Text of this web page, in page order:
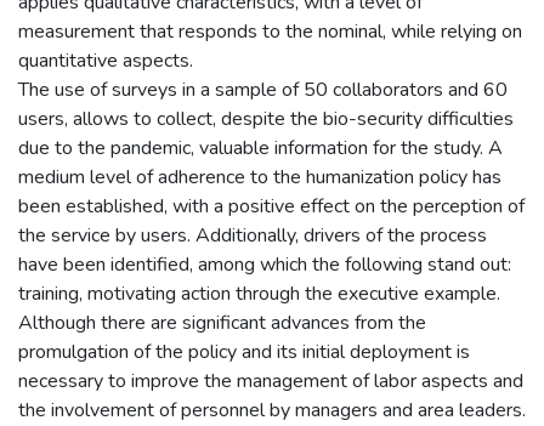
measurement that responds to the nominal, while relying on
quantitative aspects.
The use of surveys in a sample of 50 collaborators and 60
users, allows to collect, despite the bio-security difficulties
due to the pandemic, valuable information for the study. A
medium level of adherence to the humanization policy has
been established, with a positive effect on the perception of
the service by users. Additionally, drivers of the process
have been identified, among which the following stand out:
training, motivating action through the executive example.
Although there are significant advances from the
promulgation of the policy and its initial deployment is
necessary to improve the management of labor aspects and
the involvement of personnel by managers and area leaders.